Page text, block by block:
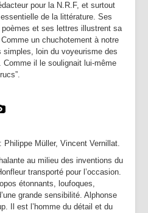
pour la N.R.F, et surtout
de la littérature. Ses
et ses lettres illustrent sa
un chuchotement à notre
loin du voyeurisme des
Comme il le soulignait lui-même
Philippe Müller, Vincent Vernillat.
au milieu des inventions du
transporté pour l’occasion.
étonnants, loufoques,
grande sensibilité. Alphonse
Il est l’homme du détail et du